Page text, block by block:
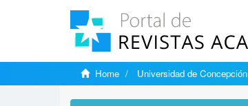
Home Universidad de Concepción